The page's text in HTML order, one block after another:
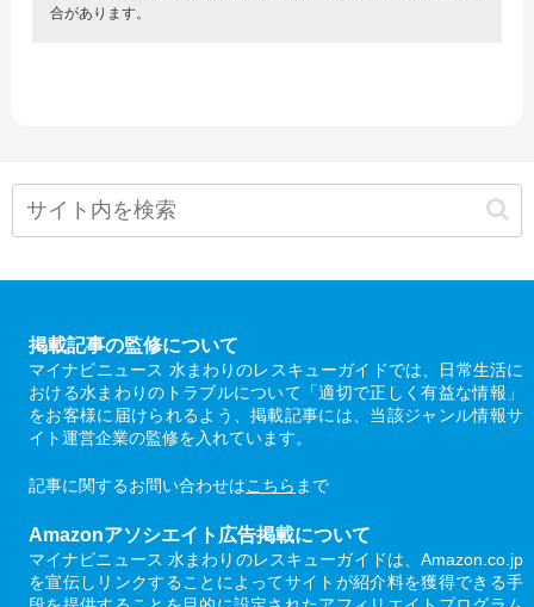
合があります。
掲載記事の監修について
マイナビニュース 水まわりのレスキューガイドでは、日常生活に
おける水まわりのトラブルについて「適切で正しく有益な情報」
をお客様に届けられるよう、掲載記事には、当該ジャンル情報サ
イト運営企業の監修を入れています。
記事に関するお問い合わせはこちら まで
Amazonアソシエイト広告掲載について
マイナビニュース 水まわりのレスキューガイドは、Amazon.co.jp
を宣伝しリンクすることによってサイトが紹介料を獲得できる手